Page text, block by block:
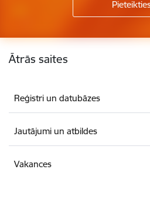
Kājene
Ātrās saites
Reģistri un datubāzes
Jautājumi un atbildes
Vakances